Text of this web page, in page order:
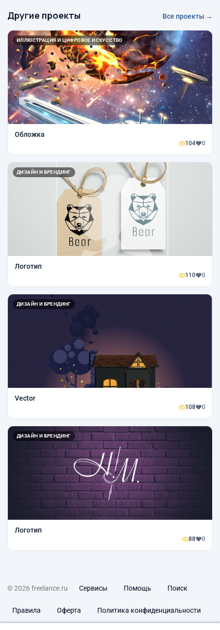
Другие проекты Все проекты →
ИЛЛЮСТРАЦИЯ И ЦИФРОВОЕ ИСКУССТВО
Обложка
104 0
ДИЗАЙН И БРЕНДИНГ
Логотип
110 0
ДИЗАЙН И БРЕНДИНГ
Vector
108 0
ДИЗАЙН И БРЕНДИНГ
Логотип
88 0
© 2026 freelance.ru Сервисы Помощь Поиск
Правила Оферта Политика конфиденциальности